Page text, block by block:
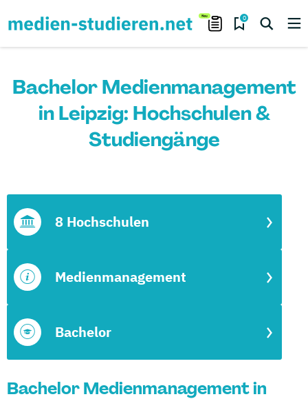
0
Bachelor Medienmanagement
in Leipzig: Hochschulen &
Studiengänge
Bachelor
Medienmanagement
8 Hochschulen
Bachelor Medienmanagement in